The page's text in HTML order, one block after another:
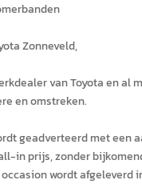
Zonneveld,
van Toyota en al
en omstreken.
geadverteerd met een
in prijs, zonder
wordt afgeleverd